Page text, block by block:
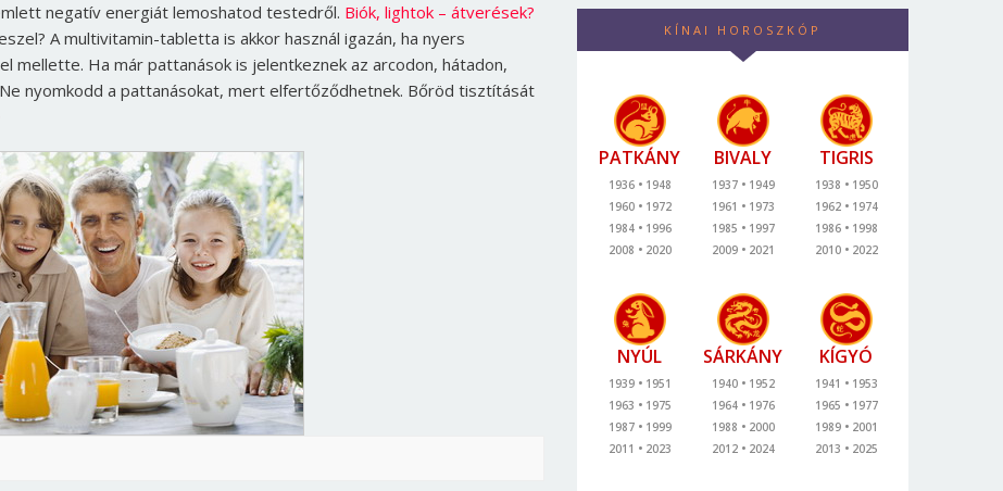
negatív energiát lemoshatod testedről. Biók, lightok – átverések?
A multivitamin-tabletta is akkor használ igazán, ha nyers
mellette. Ha már pattanások is jelentkeznek az arcodon, hátadon,
nyomkodd a pattanásokat, mert elfertőződhetnek. Bőröd tisztítását
KÍNAI HOROSZKÓP
PATKÁNY
1936
1948
1960
1972
1984
1996
2008
2020
BIVALY
1937
1949
1961
1973
1985
1997
2009
2021
TIGRIS
1938
1950
1962
1974
1986
1998
2010
2022
NYÚL
1939
1951
1963
1975
1987
1999
2011
2023
SÁRKÁNY
1940
1952
1964
1976
1988
2000
2012
2024
KÍGYÓ
1941
1953
1965
1977
1989
2001
2013
2025